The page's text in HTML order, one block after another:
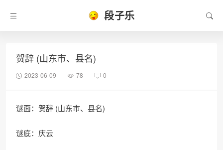
段子乐
贺辞 (山东市、县名)
2023-06-09 78 0
谜面：贺辞 (山东市、县名)
谜底：庆云